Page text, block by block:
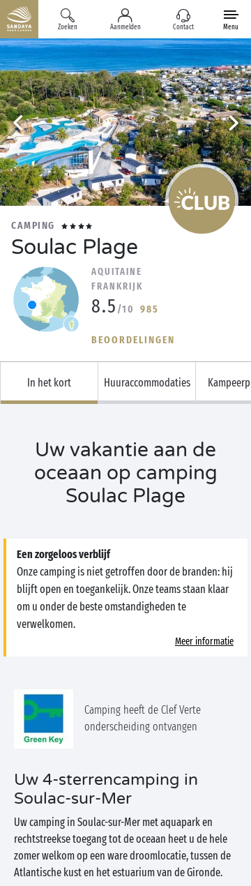
Zoeken Aanmelden Contact Menu
CAMPING
Soulac Plage
AQUITAINE
FRANKRIJK
8.5 /10 985
BEOORDELINGEN
In het kort Huuraccommodaties
Uw vakantie aan de
oceaan op camping
Soulac Plage
Een zorgeloos verblijf
Onze camping is niet getroffen door de branden: hij
blijft open en toegankelijk. Onze teams staan klaar
om u onder de beste omstandigheden te
verwelkomen.
Meer informatie
Camping heeft de Clef Verte
onderscheiding ontvangen
Uw 4-sterrencamping in
Soulac-sur-Mer
Uw camping in Soulac-sur-Mer met aquapark en
rechtstreekse toegang tot de oceaan heet u de hele
zomer welkom op een ware droomlocatie, tussen de
Atlantische kust en het estuarium van de Gironde.